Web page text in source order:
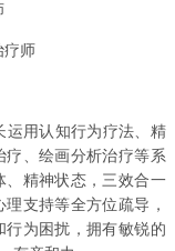
疗师
运用认知行为疗法、精
、绘画分析治疗等系
、精神状态，三效合一
理支持等全方位 疏导，
为困扰，拥有敏锐的